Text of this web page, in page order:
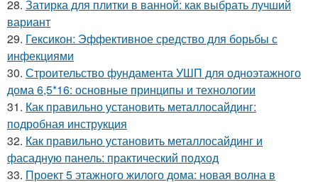
28. Затирка для плитки в ванной: как выбрать лучший
вариант
29. Гексикон: Эффективное средство для борьбы с
инфекциями
30. Строительство фундамента УШП для одноэтажного
дома 6,5*16: основные принципы и технологии
31. Как правильно установить металлосайдинг:
подробная инструкция
32. Как правильно установить металлосайдинг и
фасадную панель: практический подход
33. Проект 5 этажного жилого дома: новая волна в